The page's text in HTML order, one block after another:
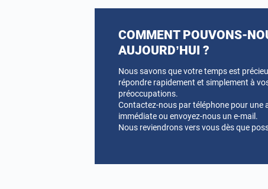
COMMENT POUVONS-
AUJOURD’HUI ?
Nous savons que votre temps est
répondre rapidement et simplement à
préoccupations.
Contactez-nous par téléphone pour une
immédiate ou envoyez-nous un e-mail.
Nous reviendrons vers vous dès que